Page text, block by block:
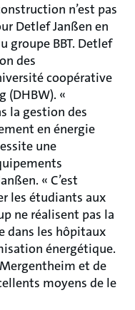
n’est pas
Detlef Janßen en
groupe BBT. Detlef
des
coopérative
(DHBW). «
la gestion des
en énergie
une
« C’est
les étudiants aux
ne réalisent pas la
dans les hôpitaux
énergétique.
et de
moyens de le